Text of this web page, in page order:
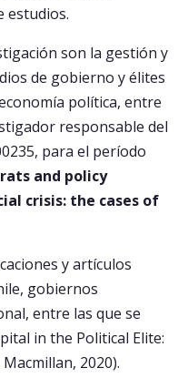
estudios.
son la gestión y
de gobierno y élites
política, entre
responsable del
para el período
and policy
crisis: the cases of
y artículos
gobiernos
entre las que se
in the Political Elite:
2020).